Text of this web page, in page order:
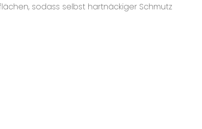
sodass selbst hartnäckiger Schmutz